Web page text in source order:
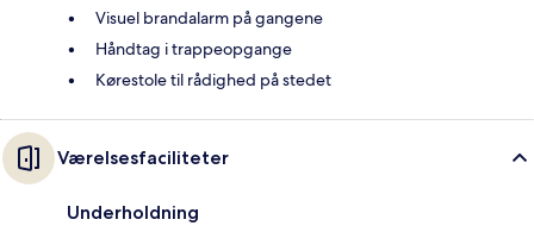
Visuel brandalarm på gangene
Håndtag i trappeopgange
Kørestole til rådighed på stedet
Værelsesfaciliteter
Underholdning